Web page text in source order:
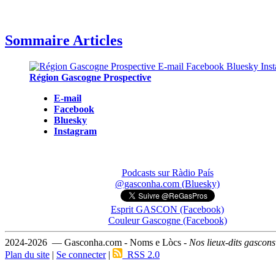
Sommaire Articles
Région Gascogne Prospective
E-mail
Facebook
Bluesky
Instagram
Podcasts sur Ràdio País
@gasconha.com (Bluesky)
Esprit GASCON (Facebook)
Couleur Gascogne (Facebook)
2024-2026 — Gasconha.com - Noms e Lòcs - Nos lieux-dits gascons
Plan du site | Se connecter| RSS 2.0